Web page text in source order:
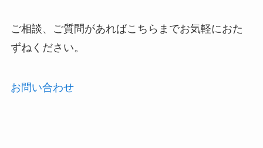
ご相談、ご質問があればこちらまでお気軽におた
ずねください。
お問い合わせ